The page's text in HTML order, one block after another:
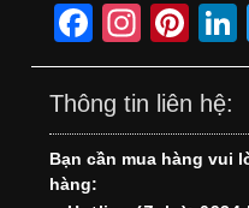
F
a
c
e
b
In
st
a
gr
a
Pi
nt
er
e
st
Thông tin liên hệ:
Bạn cần mua hàng vui
hàng: